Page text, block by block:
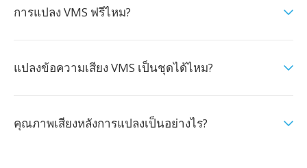
การแปลง VMS ฟรีไหม?
แปลงข้อความเสียง VMS เป็นชุดได้ไหม?
คุณภาพเสียงหลังการแปลงเป็นอย่างไร?